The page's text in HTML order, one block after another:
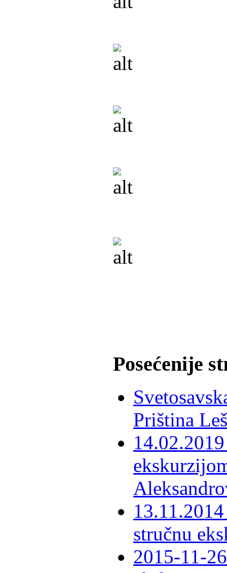
Posećenije
Priština
stručnu
2015-11-